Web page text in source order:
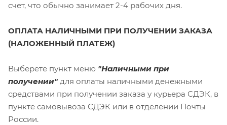
счет, что обычно занимает 2-4 рабочих дня.
ОПЛАТА НАЛИЧНЫМИ ПРИ ПОЛУЧЕНИИ ЗАКАЗА
(НАЛОЖЕННЫЙ ПЛАТЕЖ)
Выберете пункт меню "Наличными при
получении" для оплаты наличными денежными
средствами при получении заказа у курьера СДЭК, в
пункте самовывоза СДЭК или в отделении Почты
России.